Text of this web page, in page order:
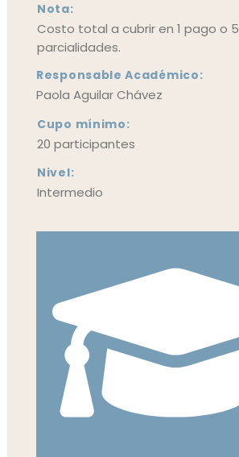
Nota:
Costo total a cubrir en 1 pago o 5
parcialidades.
Responsable Académico:
Paola Aguilar Chávez
Cupo mínimo:
20 participantes
Nivel:
Intermedio